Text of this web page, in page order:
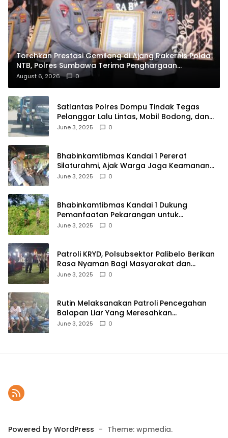
Torehkan Prestasi Gemilang di Ajang Rakernis Polda
NTB, Polres Sumbawa Terima Penghargaan
Pelayanan Prima Kapolri
August 6, 2026 0
Satlantas Polres Dompu Tindak Tegas
Pelanggar Lalu Lintas, Mobil Bodong, dan
Kendaraan Tak Bayar Pajak
June 3, 2025 0
Bhabinkamtibmas Kandai 1 Pererat
Silaturahmi, Ajak Warga Jaga Keamanan
Lingkungan
June 3, 2025 0
Bhabinkamtibmas Kandai 1 Dukung
Pemanfaatan Pekarangan untuk
Ketahanan Pangan Menuju Indonesia Emas
June 3, 2025 0
Patroli KRYD, Polsubsektor Palibelo Berikan
Rasa Nyaman Bagi Masyarakat dan
Antisipasi Aksi Menjurus Premanisme
June 3, 2025 0
Rutin Melaksanakan Patroli Pencegahan
Balapan Liar Yang Meresahkan
Masyarakat, Polsek Soromandi
June 3, 2025 0
Powered by WordPress - Theme: wpmedia.